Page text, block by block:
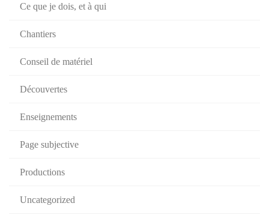
Ce que je dois, et à qui
Chantiers
Conseil de matériel
Découvertes
Enseignements
Page subjective
Productions
Uncategorized